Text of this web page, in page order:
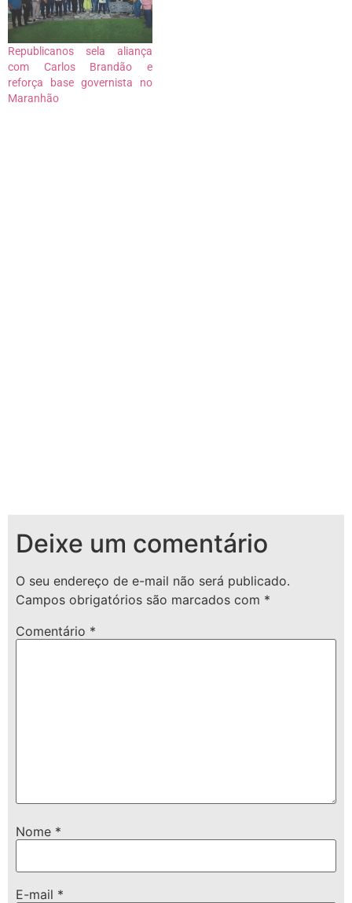
Republicanos sela aliança
com Carlos Brandão e
reforça base governista no
Maranhão
Deixe um comentário
O seu endereço de e-mail não será publicado.
Campos obrigatórios são marcados com *
Comentário *
Nome *
E-mail *